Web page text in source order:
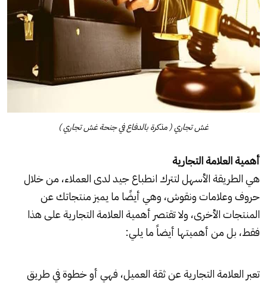
غش تجاري ( مذكرة بالدفاع في جنحة غش تجاري )
أهمية العلامة التجارية
هي الطريقة الأسهل لتترك انطباع جيد لدى العملاء، من خلال
حروف وعلامات ونقوش، وهي أيضًا ما يميز منتجاتك عن
المنتجات الأخرى، ولا تقتصر أهمية العلامة التجارية على هذا
فقط، بل من أهميتها أيضاً ما يلي:
تعبر العلامة التجارية عن ثقة العميل، فهي أو خطوة في طريق